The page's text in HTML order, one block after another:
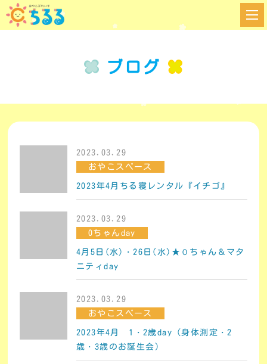
ブログ
2023.03.29
おやこスペース
2023年4月ちる寝レンタル『イチゴ』
2023.03.29
0ちゃんday
4月5日(水)・26日(水)★０ちゃん＆マタ
ニティday
2023.03.29
おやこスペース
2023年4月 1・2歳day（身体測定・2
歳・3歳のお誕生会）